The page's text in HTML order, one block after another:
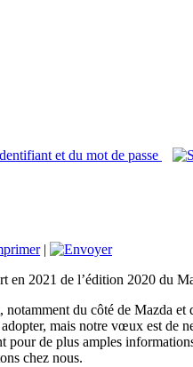
|
2021 de l’édition 2020 du
du côté de Mazda et
mais notre vœux est de
pour de plus amples
chez nous.